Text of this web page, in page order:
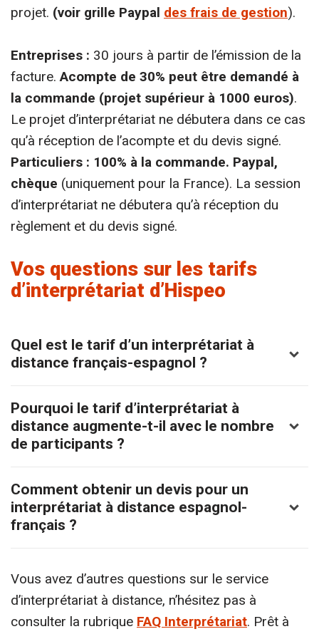
projet. (voir grille Paypal des frais de gestion).
Entreprises : 30 jours à partir de l’émission de la
facture.Acompte de 30% peut être demandé à
la commande (projet supérieur à 1000 euros).
Le projet d’interprétariat ne débutera dans ce cas
qu’à réception de l’acompte et du devis signé.
Particuliers : 100% à la commande. Paypal,
chèque (uniquement pour la France). La session
d’interprétariat ne débutera qu’à réception du
règlement et du devis signé.
Vos questions sur les tarifs
d’interprétariat d’Hispeo
Quel est le tarif d’un interprétariat à
distance français-espagnol ?
Pourquoi le tarif d’interprétariat à
distance augmente-t-il avec le nombre
de participants ?
Comment obtenir un devis pour un
interprétariat à distance espagnol-
français ?
Vous avez d’autres questions sur le service
d’interprétariat à distance, n’hésitez pas à
consulter la rubrique FAQ Interprétariat. Prêt à